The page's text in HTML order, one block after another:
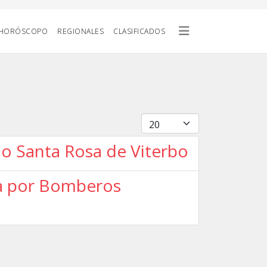
REGIONALES CLASIFICADOS
Cantidad
Santa Rosa de Viterbo
por Bomberos